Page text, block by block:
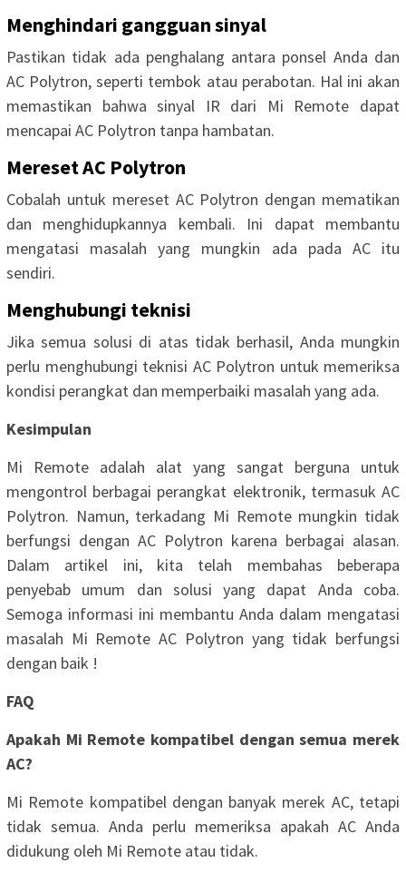
Menghindari gangguan sinyal
Pastikan tidak ada penghalang antara ponsel Anda dan
AC Polytron, seperti tembok atau perabotan. Hal ini akan
memastikan bahwa sinyal IR dari Mi Remote dapat
mencapai AC Polytron tanpa hambatan.
Mereset AC Polytron
Cobalah untuk mereset AC Polytron dengan mematikan
dan menghidupkannya kembali. Ini dapat membantu
mengatasi masalah yang mungkin ada pada AC itu
sendiri.
Menghubungi teknisi
Jika semua solusi di atas tidak berhasil, Anda mungkin
perlu menghubungi teknisi AC Polytron untuk memeriksa
kondisi perangkat dan memperbaiki masalah yang ada.
Kesimpulan
Mi Remote adalah alat yang sangat berguna untuk
mengontrol berbagai perangkat elektronik, termasuk AC
Polytron. Namun, terkadang Mi Remote mungkin tidak
berfungsi dengan AC Polytron karena berbagai alasan.
Dalam artikel ini, kita telah membahas beberapa
penyebab umum dan solusi yang dapat Anda coba.
Semoga informasi ini membantu Anda dalam mengatasi
masalah Mi Remote AC Polytron yang tidak berfungsi
dengan baik !
FAQ
Apakah Mi Remote kompatibel dengan semua merek
AC?
Mi Remote kompatibel dengan banyak merek AC, tetapi
tidak semua. Anda perlu memeriksa apakah AC Anda
didukung oleh Mi Remote atau tidak.